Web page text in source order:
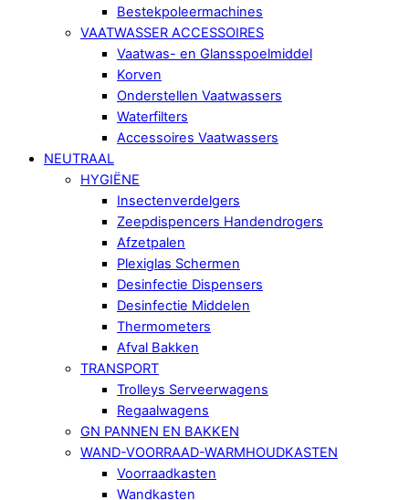
Bestekpoleermachines
VAATWASSER ACCESSOIRES
Vaatwas- en Glansspoelmiddel
Korven
Onderstellen Vaatwassers
Waterfilters
Accessoires Vaatwassers
NEUTRAAL
HYGIËNE
Insectenverdelgers
Zeepdispencers Handendrogers
Afzetpalen
Plexiglas Schermen
Desinfectie Dispensers
Desinfectie Middelen
Thermometers
Afval Bakken
TRANSPORT
Trolleys Serveerwagens
Regaalwagens
GN PANNEN EN BAKKEN
WAND-VOORRAAD-WARMHOUDKASTEN
Voorraadkasten
Wandkasten